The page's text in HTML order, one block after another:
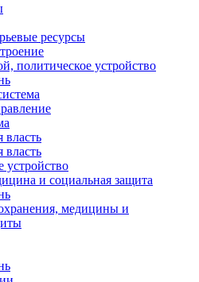
ресурсы
политическое устройство
власть
власть
устройство
и социальная защита
медицины и